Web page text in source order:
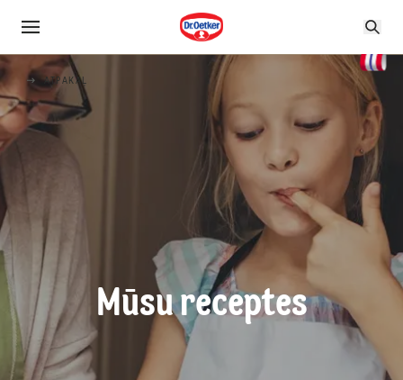
ATPAKAĻ
Mūsu receptes